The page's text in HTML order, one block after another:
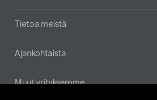
Tietoa meistä
Ajankohtaista
Muut yrityksemme